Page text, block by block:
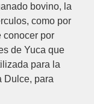
bovino, la
como por
conocer por
de Yuca que
para la
Dulce, para